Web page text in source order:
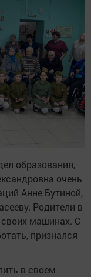
образования,
очень
Анне Бутиной,
Родители в
машинах. С
признался
в своем